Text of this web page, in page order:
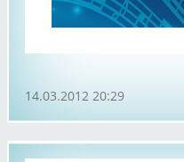
14.03.2012 20:29